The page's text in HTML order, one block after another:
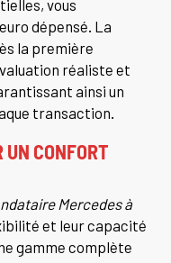
vous
dépensé. La
la première
réaliste et
ainsi un
transaction.
UN CONFORT
Mercedes à
et leur capacité
gamme complète